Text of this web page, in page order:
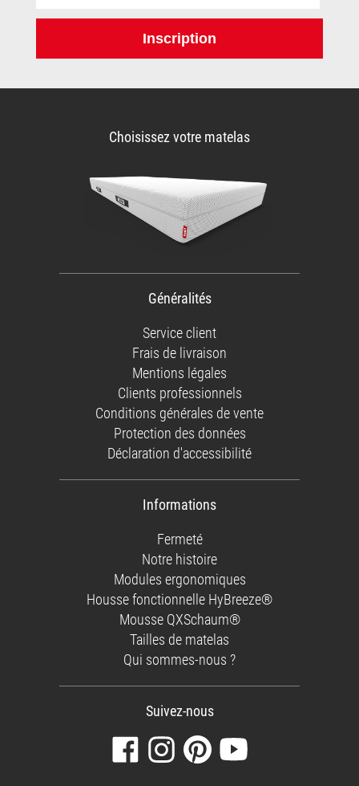
Inscription
Choisissez votre matelas
Généralités
Service client
Frais de livraison
Mentions légales
Clients professionnels
Conditions générales de vente
Protection des données
Déclaration d'accessibilité
Informations
Fermeté
Notre histoire
Modules ergonomiques
Housse fonctionnelle HyBreeze®
Mousse QXSchaum®
Tailles de matelas
Qui sommes-nous ?
Suivez-nous
Visitez
notre
Suivez-
nous
Retrouvez-
nous
Regardez